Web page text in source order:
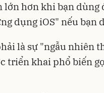
hơn khi bạn dùng
dụng iOS" nếu bạn
là sự "ngẫu nhiên
triển khai phổ biến